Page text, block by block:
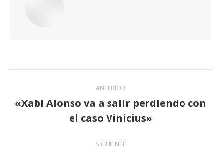
Navegación
entre
publicaciones
ANTERIOR
Publicación
anterior:
«Xabi Alonso va a salir perdiendo con
el caso Vinicius»
SIGUIENTE